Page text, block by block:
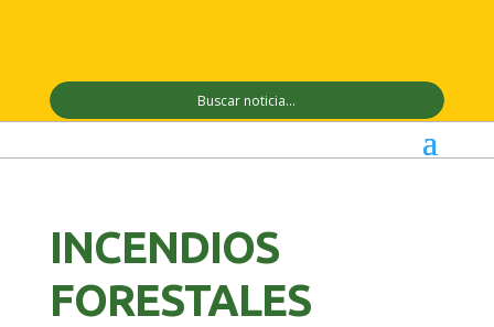
INCENDIOS
FORESTALES